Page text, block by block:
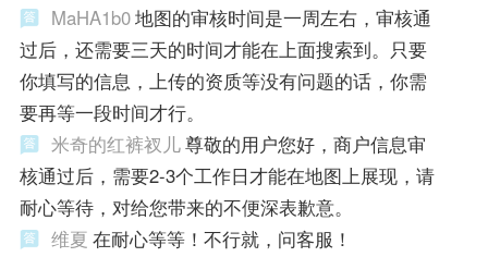
MaHA1b0地图的审核时间是一周左右，审核通
过后，还需要三天的时间才能在上面搜索到。只要
你填写的信息，上传的资质等没有问题的话，你需
要再等一段时间才行。
米奇的红裤衩儿尊敬的用户您好，商户信息审
核通过后，需要2-3个工作日才能在地图上展现，请
耐心等待，对给您带来的不便深表歉意。
维夏 在耐心等等！不行就，问客服！